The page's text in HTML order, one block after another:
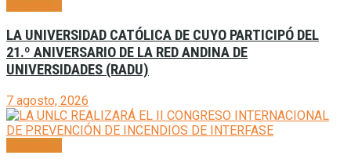
LA UNIVERSIDAD CATÓLICA DE CUYO PARTICIPÓ DEL
21.º ANIVERSARIO DE LA RED ANDINA DE
UNIVERSIDADES (RADU)
7 agosto, 2026